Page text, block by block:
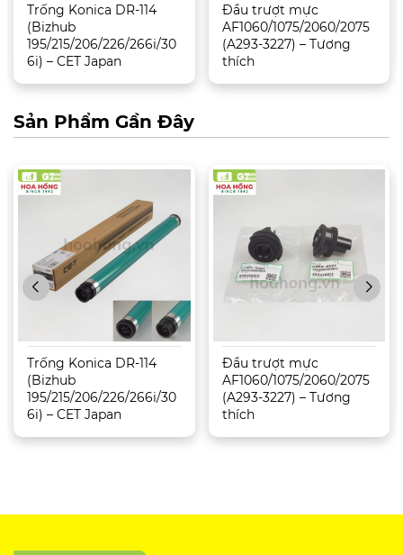
Trống Konica DR-114
(Bizhub
195/215/206/226/266i/30
6i) – CET Japan
Đầu trượt mực
AF1060/1075/2060/2075
(A293-3227) – Tương
thích
Sản Phẩm Gần Đây
Trống Konica DR-114
(Bizhub
195/215/206/226/266i/30
6i) – CET Japan
Đầu trượt mực
AF1060/1075/2060/2075
(A293-3227) – Tương
thích